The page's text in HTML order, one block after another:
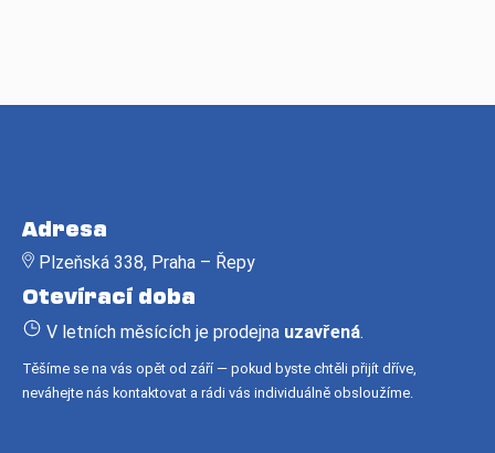
Adresa
Plzeňská 338, Praha – Řepy
Otevírací doba
V letních měsících je prodejna uzavřená.
Těšíme se na vás opět od září — pokud byste chtěli přijít dříve,
neváhejte nás kontaktovat a rádi vás individuálně obsloužíme.